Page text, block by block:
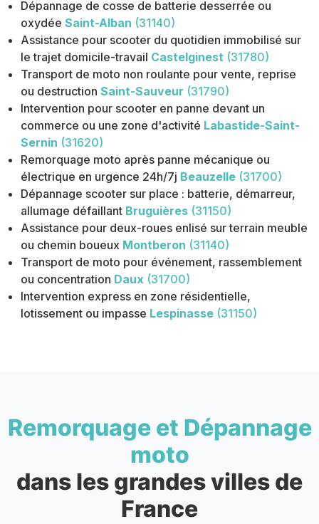
Dépannage de cosse de batterie desserrée ou
oxydée Saint-Alban (31140)
Assistance pour scooter du quotidien immobilisé sur
le trajet domicile-travail Castelginest (31780)
Transport de moto non roulante pour vente, reprise
ou destruction Saint-Sauveur (31790)
Intervention pour scooter en panne devant un
commerce ou une zone d'activité Labastide-Saint-
Sernin (31620)
Remorquage moto après panne mécanique ou
électrique en urgence 24h/7j Beauzelle (31700)
Dépannage scooter sur place : batterie, démarreur,
allumage défaillant Bruguières (31150)
Assistance pour deux-roues enlisé sur terrain meuble
ou chemin boueux Montberon (31140)
Transport de moto pour événement, rassemblement
ou concentration Daux (31700)
Intervention express en zone résidentielle,
lotissement ou impasse Lespinasse (31150)
Remorquage et Dépannage
moto
dans les grandes villes de
France